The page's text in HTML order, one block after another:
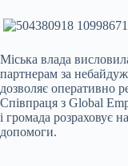
Міська влада
партнерам за
дозволяє оперативно
Співпраця з Global
і громада розраховує
допомоги.